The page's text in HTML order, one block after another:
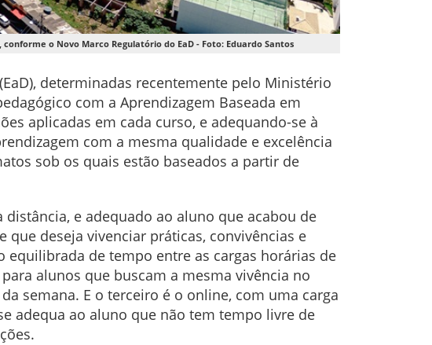
o Novo Marco Regulatório do EaD - Foto: Eduardo Santos
determinadas recentemente pelo Ministério
com a Aprendizagem Baseada em
aplicadas em cada curso, e adequando-se à
com a mesma qualidade e excelência
sob os quais estão baseados a partir de
e adequado ao aluno que acabou de
deseja vivenciar práticas, convivências e
de tempo entre as cargas horárias de
alunos que buscam a mesma vivência no
semana. E o terceiro é o online, com uma carga
adequa ao aluno que não tem tempo livre de